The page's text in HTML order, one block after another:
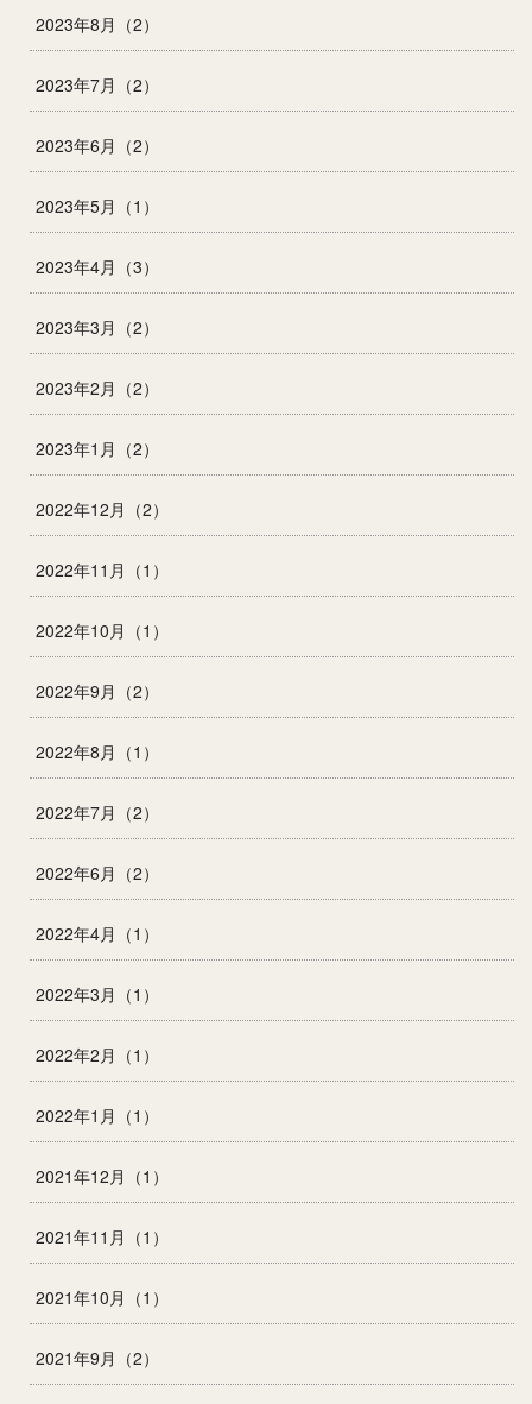
2023年8月（2）
2023年7月（2）
2023年6月（2）
2023年5月（1）
2023年4月（3）
2023年3月（2）
2023年2月（2）
2023年1月（2）
2022年12月（2）
2022年11月（1）
2022年10月（1）
2022年9月（2）
2022年8月（1）
2022年7月（2）
2022年6月（2）
2022年4月（1）
2022年3月（1）
2022年2月（1）
2022年1月（1）
2021年12月（1）
2021年11月（1）
2021年10月（1）
2021年9月（2）